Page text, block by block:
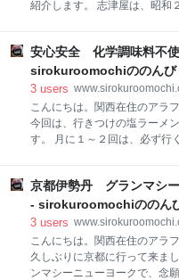
フなので、塩分取り過ぎはね
す。 メニュー 今回は、富山
（並）￥９８０ スープは、本
紹介します。 志津屋は、昭和
せんが、老舗店ですよね～。
あって、店舗は、京都内計２
の店名は、創業者の奥さんの
れているそうです。 奥さんの
んて、愛妻家だったのかな。
ンがカルネ SIZUYAといえば
ない話） パンは、フワフワ食
ツのカイザーゼンメルという
す。 中はこんな感じ。 全体に
安心安全 化学調味料不
sirokuroomochiののんび
3 users
こんにちは。関西在住のアラ
今回は、行きつけの塩ラーメ
す。 月に１～２回は、必ず行
されていて、全部で約３０店
のは、滋賀県の守山市のお店
週末のお昼時などは、３０分
す。😢 塩元帥美味しさの秘密
ープにも、麺にも、化学調味
す。 ラーメンって、その昔は
京都伊勢丹 グランマシ
- sirokuroomochiののん
3 users
こんにちは。関西在住のアラ
久しぶりに京都に行って来ま
ンマシーニューヨークで、念